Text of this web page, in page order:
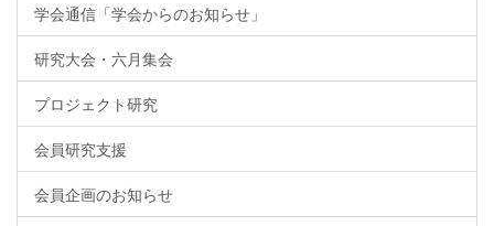
学会通信「学会からのお知らせ」
研究大会・六月集会
プロジェクト研究
会員研究支援
会員企画のお知らせ